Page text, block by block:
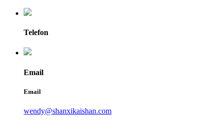
Telefon
Email
Email
wendy@shanxikaishan.com